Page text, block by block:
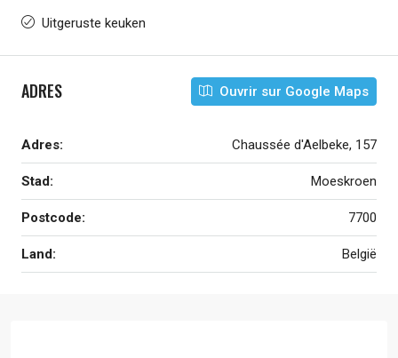
Uitgeruste keuken
ADRES Ouvrir sur Google Maps
Adres: Chaussée d'Aelbeke, 157
Stad: Moeskroen
Postcode: 7700
Land: België